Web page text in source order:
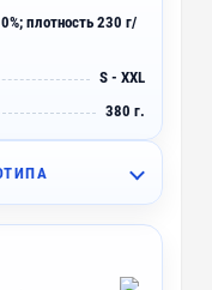
плотность 230 г/
S - XXL
380 г.
~ 4 дня